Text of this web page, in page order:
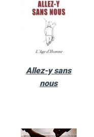
Allez-y sans
nous